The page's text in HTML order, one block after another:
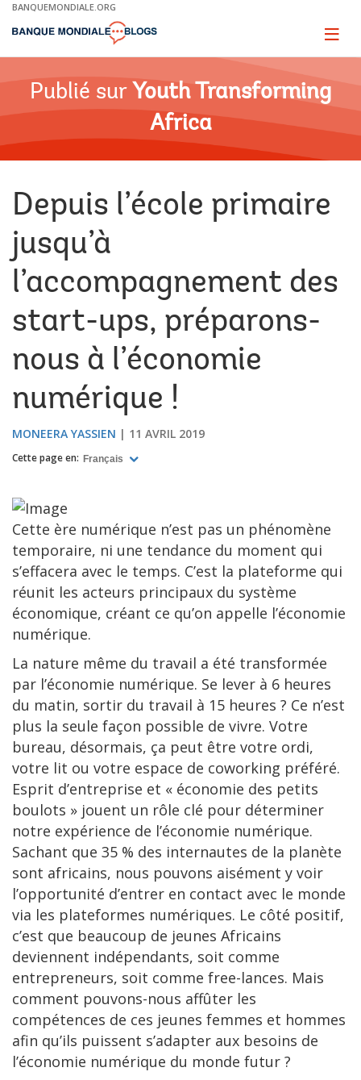
Skip
Main
BANQUEMONDIALE.ORG
Page
Publié sur Youth Transforming
Africa
Depuis l’école primaire
jusqu’à
l’accompagnement des
start-ups, préparons-
nous à l’économie
numérique !
MONEERA YASSIEN 11 AVRIL 2019
Cette page en: Français
Cette ère numérique n’est pas un phénomène
temporaire, ni une tendance du moment qui
s’effacera avec le temps. C’est la plateforme qui
réunit les acteurs principaux du système
économique, créant ce qu’on appelle l’économie
numérique.
La nature même du travail a été transformée
par l’économie numérique. Se lever à 6 heures
du matin, sortir du travail à 15 heures ? Ce n’est
plus la seule façon possible de vivre. Votre
bureau, désormais, ça peut être votre ordi,
votre lit ou votre espace de coworking préféré.
Esprit d’entreprise et « économie des petits
boulots » jouent un rôle clé pour déterminer
notre expérience de l’économie numérique.
Sachant que 35 % des internautes de la planète
sont africains, nous pouvons aisément y voir
l’opportunité d’entrer en contact avec le monde
via les plateformes numériques. Le côté positif,
c’est que beaucoup de jeunes Africains
deviennent indépendants, soit comme
entrepreneurs, soit comme free-lances. Mais
comment pouvons-nous affûter les
compétences de ces jeunes femmes et hommes
afin qu’ils puissent s’adapter aux besoins de
l’économie numérique du monde futur ?